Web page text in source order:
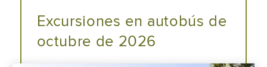
Excursiones en autobús de
octubre de 2026